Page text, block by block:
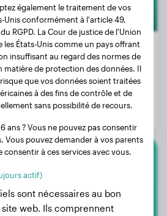
7 kg
3 ans, 2 mois
Hera
également le traitement de vos
Unis conformément à l'article 49,
RGPD. La Cour de justice de l'Union
les États-Unis comme un pays offrant
insuffisant au regard des normes de
matière de protection des données. Il
que vos données soient traitées
à des fins de contrôle et de
sans possibilité de recours.
ans ? Vous ne pouvez pas consentir
Vous pouvez demander à vos parents
à ces services avec vous.
actif)
sont nécessaires au bon
web. Ils comprennent